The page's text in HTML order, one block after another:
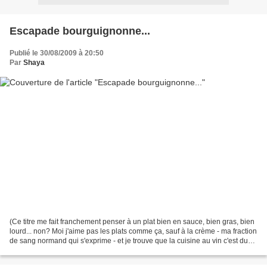
Escapade bourguignonne...
Publié le 30/08/2009 à 20:50
Par Shaya
(Ce titre me fait franchement penser à un plat bien en sauce, bien gras, bien
lourd... non? Moi j'aime pas les plats comme ça, sauf à la crème - ma fraction
de sang normand qui s'exprime - et je trouve que la cuisine au vin c'est du